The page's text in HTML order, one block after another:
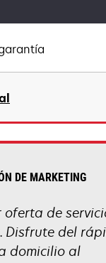
DE MARKETING
oferta de
Disfrute del
domicilio al